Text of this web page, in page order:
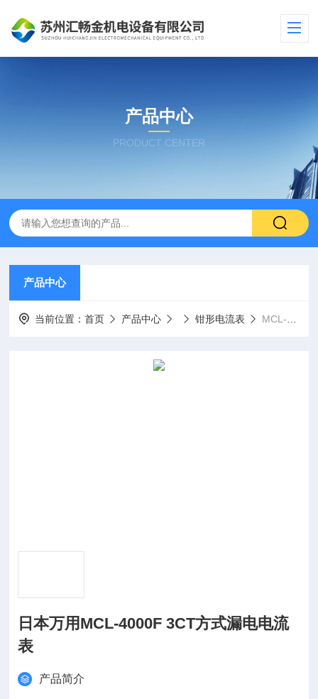
产品中心
PRODUCT CENTER
产品中心
当前位置：首页 产品中心 钳形电流表 MCL-4000F 3CT日本万用MCL-4000F 3CT方式漏电电流表
日本万用MCL-4000F 3CT方式漏电电流
表
产品简介